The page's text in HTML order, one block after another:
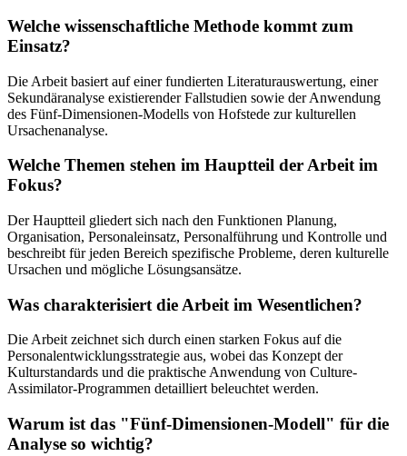
Welche wissenschaftliche Methode kommt zum
Einsatz?
Die Arbeit basiert auf einer fundierten Literaturauswertung, einer
Sekundäranalyse existierender Fallstudien sowie der Anwendung
des Fünf-Dimensionen-Modells von Hofstede zur kulturellen
Ursachenanalyse.
Welche Themen stehen im Hauptteil der Arbeit im
Fokus?
Der Hauptteil gliedert sich nach den Funktionen Planung,
Organisation, Personaleinsatz, Personalführung und Kontrolle und
beschreibt für jeden Bereich spezifische Probleme, deren kulturelle
Ursachen und mögliche Lösungsansätze.
Was charakterisiert die Arbeit im Wesentlichen?
Die Arbeit zeichnet sich durch einen starken Fokus auf die
Personalentwicklungsstrategie aus, wobei das Konzept der
Kulturstandards und die praktische Anwendung von Culture-
Assimilator-Programmen detailliert beleuchtet werden.
Warum ist das "Fünf-Dimensionen-Modell" für die
Analyse so wichtig?